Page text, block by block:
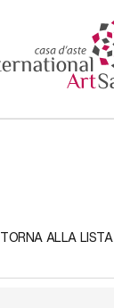
TORNA ALLA LISTA